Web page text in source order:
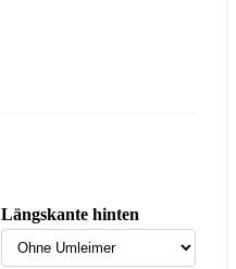
Längskante hinten